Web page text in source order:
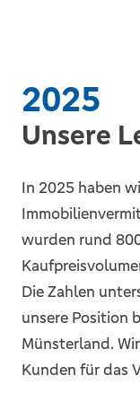
2025
Unsere
In 2025 haben
wurden rund
Die Zahlen
unsere Position
Münsterland.
Kunden für das